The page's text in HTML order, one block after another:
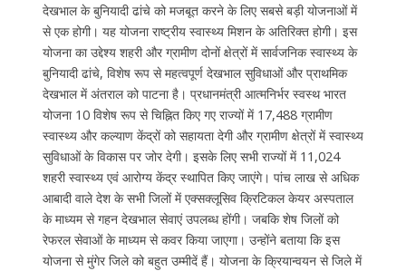
देखभाल के बुनियादी ढांचे को मजबूत करने के लिए सबसे बड़ी योजनाओं में
से एक होगी। यह योजना राष्ट्रीय स्वास्थ्य मिशन के अतिरिक्त होगी। इस
योजना का उद्देश्य शहरी और ग्रामीण दोनों क्षेत्रों में सार्वजनिक स्वास्थ्य के
बुनियादी ढांचे, विशेष रूप से महत्वपूर्ण देखभाल सुविधाओं और प्राथमिक
देखभाल में अंतराल को पाटना है। प्रधानमंत्री आत्मनिर्भर स्वस्थ भारत
योजना 10 विशेष रूप से चिह्नित किए गए राज्यों में 17,488 ग्रामीण
स्वास्थ्य और कल्याण केंद्रों को सहायता देगी और ग्रामीण क्षेत्रों में स्वास्थ्य
सुविधाओं के विकास पर जोर देगी। इसके लिए सभी राज्यों में 11,024
शहरी स्वास्थ्य एवं आरोग्य केंद्र स्थापित किए जाएंगे। पांच लाख से अधिक
आबादी वाले देश के सभी जिलों में एक्सक्लूसिव क्रिटिकल केयर अस्पताल
के माध्यम से गहन देखभाल सेवाएं उपलब्ध होंगी। जबकि शेष जिलों को
रेफरल सेवाओं के माध्यम से कवर किया जाएगा। उन्होंने बताया कि इस
योजना से मुंगेर जिले को बहुत उम्मीदें हैं। योजना के क्रियान्वयन से जिले में